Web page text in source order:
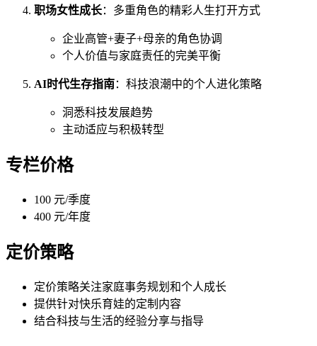
职场女性成长：多重角色的精彩人生打开方式
企业高管+妻子+母亲的角色协调
个人价值与家庭责任的完美平衡
AI时代生存指南：科技浪潮中的个人进化策略
洞悉科技发展趋势
主动适应与积极转型
专栏价格
100 元/季度
400 元/年度
定价策略
定价策略关注家庭事务规划和个人成长
提供针对快乐育娃的定制内容
结合科技与生活的经验分享与指导